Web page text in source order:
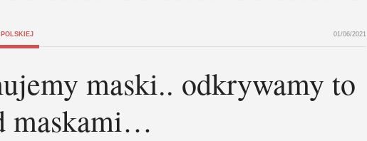
01/06/2021
maski.. odkrywamy to
maskami…